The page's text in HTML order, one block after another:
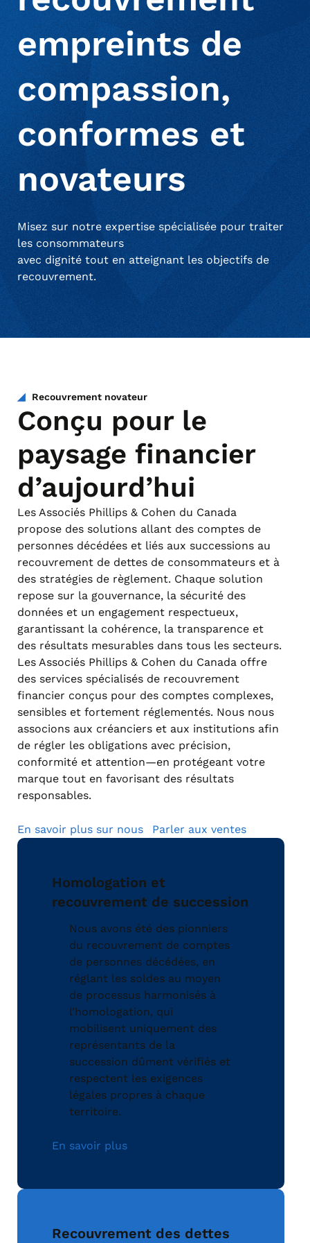
Services d’achat de créances (Invenio)
Solutions de notification de décès
Commercial
Vente au détail aux consommateurs
Émetteurs de cartes de crédit
Services financiers
Services publics
Communiqués de presse
Mentions dans les médias
À propos de nous
Présence mondiale
Carrières
empreints de
compassion,
conformes et
novateurs
Misez sur notre expertise spécialisée pour traiter
les consommateurs
avec dignité tout en atteignant les objectifs de
recouvrement.
Recouvrement novateur
Conçu pour le
paysage financier
d’aujourd’hui
Les Associés Phillips & Cohen du Canada
propose des solutions allant des comptes de
personnes décédées et liés aux successions au
recouvrement de dettes de consommateurs et à
des stratégies de règlement. Chaque solution
repose sur la gouvernance, la sécurité des
données et un engagement respectueux,
garantissant la cohérence, la transparence et
des résultats mesurables dans tous les secteurs.
Les Associés Phillips & Cohen du Canada offre
des services spécialisés de recouvrement
financier conçus pour des comptes complexes,
sensibles et fortement réglementés. Nous nous
associons aux créanciers et aux institutions afin
de régler les obligations avec précision,
conformité et attention—en protégeant votre
marque tout en favorisant des résultats
responsables.
En savoir plus sur nous Parler aux ventes
Homologation et
recouvrement de succession
Nous avons été des pionniers
du recouvrement de comptes
de personnes décédées, en
réglant les soldes au moyen
de processus harmonisés à
l’homologation, qui
mobilisent uniquement des
représentants de la
succession dûment vérifiés et
respectent les exigences
légales propres à chaque
territoire.
En savoir plus
Recouvrement des dettes